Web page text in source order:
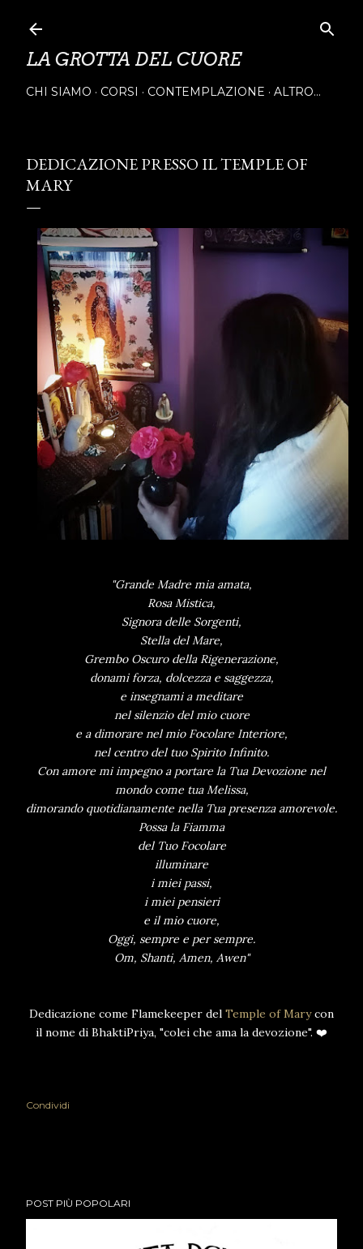
LA GROTTA DEL CUORE
CHI SIAMO CORSI CONTEMPLAZIONE ALTRO…
DEDICAZIONE PRESSO IL TEMPLE OF
MARY
"Grande Madre mia amata,
Rosa Mistica,
Signora delle Sorgenti,
Stella del Mare,
Grembo Oscuro della Rigenerazione,
donami forza, dolcezza e saggezza,
e insegnami a meditare
nel silenzio del mio cuore
e a dimorare nel mio Focolare Interiore,
nel centro del tuo Spirito Infinito.
Con amore mi impegno a portare la Tua Devozione nel
mondo come tua Melissa,
dimorando quotidianamente nella Tua presenza amorevole.
Possa la Fiamma
del Tuo Focolare
illuminare
i miei passi,
i miei pensieri
e il mio cuore,
Oggi, sempre e per sempre.
Om, Shanti, Amen, Awen"
Dedicazione come Flamekeeper del Temple of Marycon
il nome di BhaktiPriya, "colei che ama la devozione". ❤️
Condividi
POST PIÙ POPOLARI